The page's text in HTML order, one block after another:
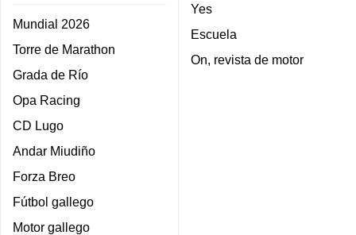
Mundial 2026
Torre de Marathon
Grada de Río
Opa Racing
CD Lugo
Andar Miudiño
Forza Breo
Fútbol gallego
Motor gallego
Yes
Escuela
On, revista de motor